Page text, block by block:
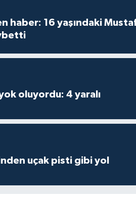
haber: 16 yaşındaki
oluyordu: 4 yaralı
uçak pisti gibi yol